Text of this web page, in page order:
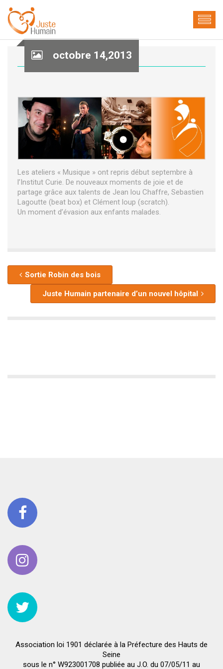
octobre 14,2013
Les ateliers « Musique » ont repris début septembre à
l’Institut Curie. De nouveaux moments de joie et de
partage grâce aux talents de Jean lou Chaffre, Sebastien
Lagoutte (beat box) et Clément loup (scratch).
Un moment d’évasion aux enfants malades.
Sortie Robin des bois
Juste Humain partenaire d’un nouvel hôpital
Association loi 1901 déclarée à la Préfecture des Hauts de
Seine
sous le n° W923001708 publiée au J.O. du 07/05/11 au